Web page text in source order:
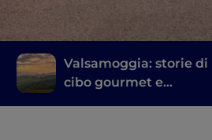
Valsamoggia: storie di
cibo gourmet e